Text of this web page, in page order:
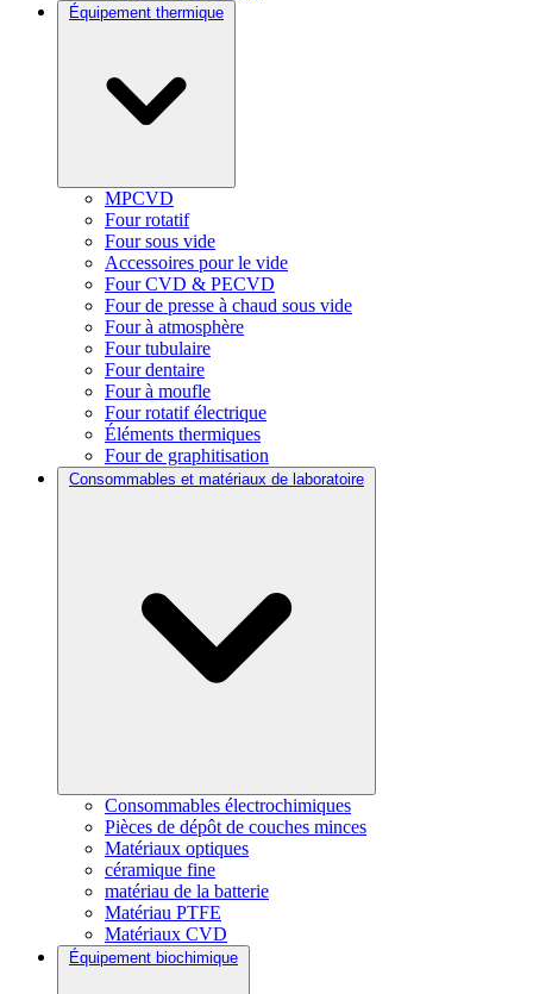
Équipement thermique
MPCVD
Four rotatif
Four sous vide
Accessoires pour le vide
Four CVD & PECVD
Four de presse à chaud sous vide
Four à atmosphère
Four tubulaire
Four dentaire
Four à moufle
Four rotatif électrique
Éléments thermiques
Four de graphitisation
Consommables et matériaux de laboratoire
Consommables électrochimiques
Pièces de dépôt de couches minces
Matériaux optiques
céramique fine
matériau de la batterie
Matériau PTFE
Matériaux CVD
Équipement biochimique